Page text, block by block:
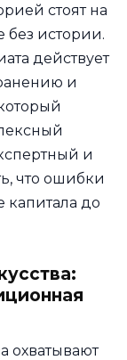
стоят на
без истории.
действует
и
и
что ошибки
капитала до
охватывают